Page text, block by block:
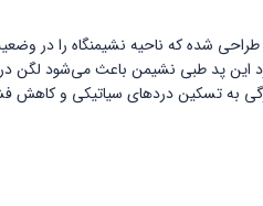
شده که ناحیه نشیمنگاه را در
این پد طبی نشیمن باعث می‌شود لگن
به تسکین دردهای سیاتیکی و کاهش